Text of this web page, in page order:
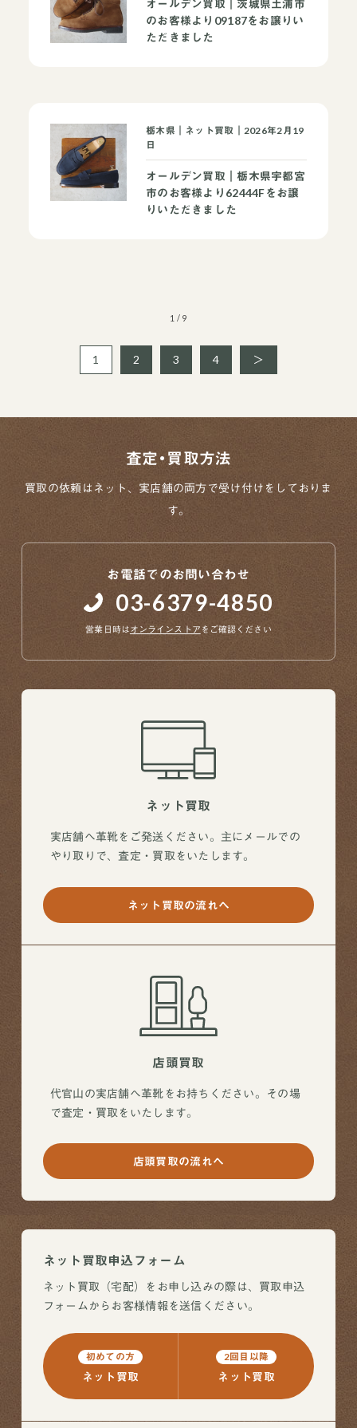
当店について よくあるご質問 お問い合わせ
オールデン買取｜茨城県土浦市
のお客様より09187をお譲りい
ただきました
栃木県｜ネット買取｜2026年2月19
日
オールデン買取｜栃木県宇都宮
市のお客様より62444Fをお譲
りいただきました
1 / 9
1 2 3 4 ＞
査定・買取方法
買取の依頼はネット、実店舗の両方で受け付けをしておりま
す。
お電話でのお問い合わせ
03-6379-4850
営業日時はオンラインストア をご確認ください
ネット買取
実店舗へ革靴をご発送ください。主にメールでの
やり取りで、査定・買取をいたします。
ネット買取の流れへ
店頭買取
代官山の実店舗へ革靴をお持ちください。その場
で査定・買取をいたします。
店頭買取の流れへ
ネット買取申込フォーム
ネット買取（宅配）をお申し込みの際は、買取申込
フォームからお客様情報を送信ください。
初めての方
ネット買取
2回目以降
ネット買取